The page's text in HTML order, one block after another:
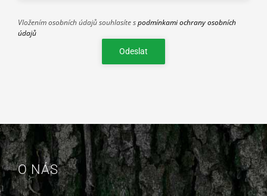
Vložením osobních údajů souhlasíte spodmínkami ochrany osobních
údajů
O NÁS